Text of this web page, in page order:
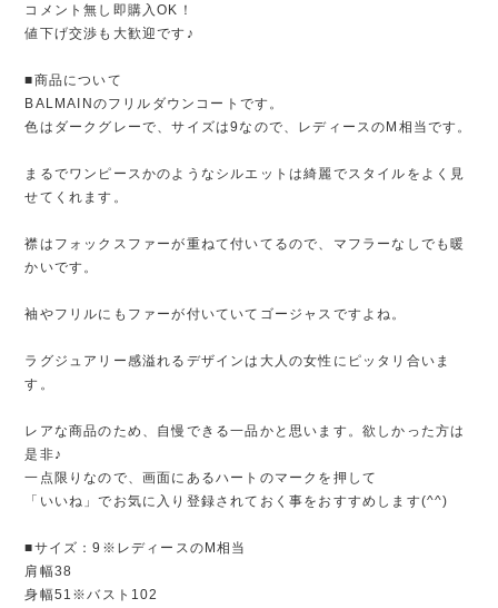
コメント無し即購入OK！
値下げ交渉も大歓迎です♪
■商品について
BALMAINのフリルダウンコートです。
色はダークグレーで、サイズは9なので、レディースのM相当です。
まるでワンピースかのようなシルエットは綺麗でスタイルをよく見
せてくれます。
襟はフォックスファーが重ねて付いてるので、マフラーなしでも暖
かいです。
袖やフリルにもファーが付いていてゴージャスですよね。
ラグジュアリー感溢れるデザインは大人の女性にピッタリ合いま
す。
レアな商品のため、自慢できる一品かと思います。欲しかった方は
是非♪
一点限りなので、画面にあるハートのマークを押して
「いいね」でお気に入り登録されておく事をおすすめします(^^)
■サイズ：9※レディースのM相当
肩幅38
身幅51※バスト102